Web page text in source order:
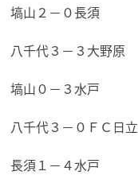
塙山２－０長須
八千代３－３大野原
塙山０－３水戸
八千代３－０ＦＣ日立
長須１－４水戸